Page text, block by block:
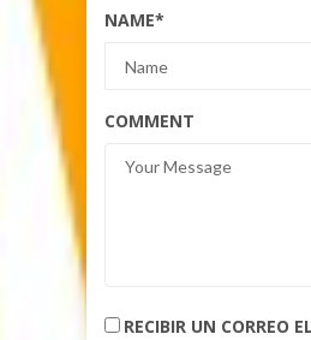
NAME*
COMMENT
RECIBIR UN CORREO